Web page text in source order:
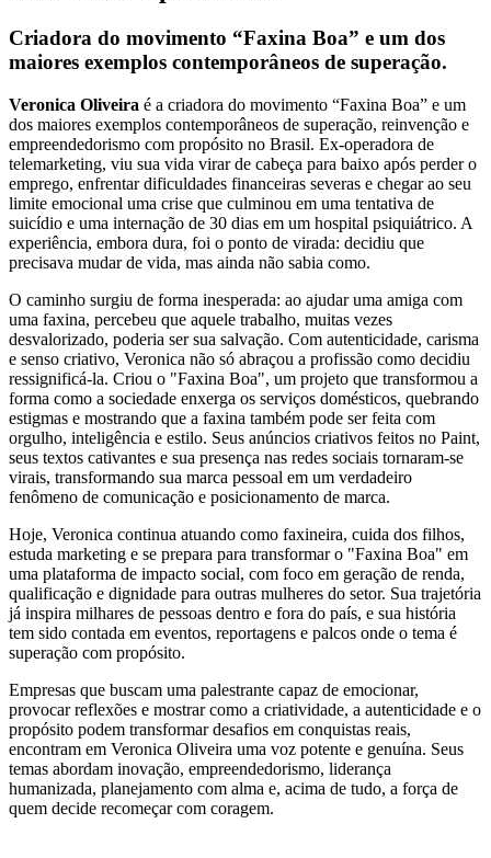
Criadora do movimento “Faxina Boa” e um dos
maiores exemplos contemporâneos de superação.
Veronica Oliveira é a criadora do movimento “Faxina Boa” e um
dos maiores exemplos contemporâneos de superação, reinvenção e
empreendedorismo com propósito no Brasil. Ex-operadora de
telemarketing, viu sua vida virar de cabeça para baixo após perder o
emprego, enfrentar dificuldades financeiras severas e chegar ao seu
limite emocional uma crise que culminou em uma tentativa de
suicídio e uma internação de 30 dias em um hospital psiquiátrico. A
experiência, embora dura, foi o ponto de virada: decidiu que
precisava mudar de vida, mas ainda não sabia como.
O caminho surgiu de forma inesperada: ao ajudar uma amiga com
uma faxina, percebeu que aquele trabalho, muitas vezes
desvalorizado, poderia ser sua salvação. Com autenticidade, carisma
e senso criativo, Veronica não só abraçou a profissão como decidiu
ressignificá-la. Criou o "Faxina Boa", um projeto que transformou a
forma como a sociedade enxerga os serviços domésticos, quebrando
estigmas e mostrando que a faxina também pode ser feita com
orgulho, inteligência e estilo. Seus anúncios criativos feitos no Paint,
seus textos cativantes e sua presença nas redes sociais tornaram-se
virais, transformando sua marca pessoal em um verdadeiro
fenômeno de comunicação e posicionamento de marca.
Hoje, Veronica continua atuando como faxineira, cuida dos filhos,
estuda marketing e se prepara para transformar o "Faxina Boa" em
uma plataforma de impacto social, com foco em geração de renda,
qualificação e dignidade para outras mulheres do setor. Sua trajetória
já inspira milhares de pessoas dentro e fora do país, e sua história
tem sido contada em eventos, reportagens e palcos onde o tema é
superação com propósito.
Empresas que buscam uma palestrante capaz de emocionar,
provocar reflexões e mostrar como a criatividade, a autenticidade e o
propósito podem transformar desafios em conquistas reais,
encontram em Veronica Oliveira uma voz potente e genuína. Seus
temas abordam inovação, empreendedorismo, liderança
humanizada, planejamento com alma e, acima de tudo, a força de
quem decide recomeçar com coragem.